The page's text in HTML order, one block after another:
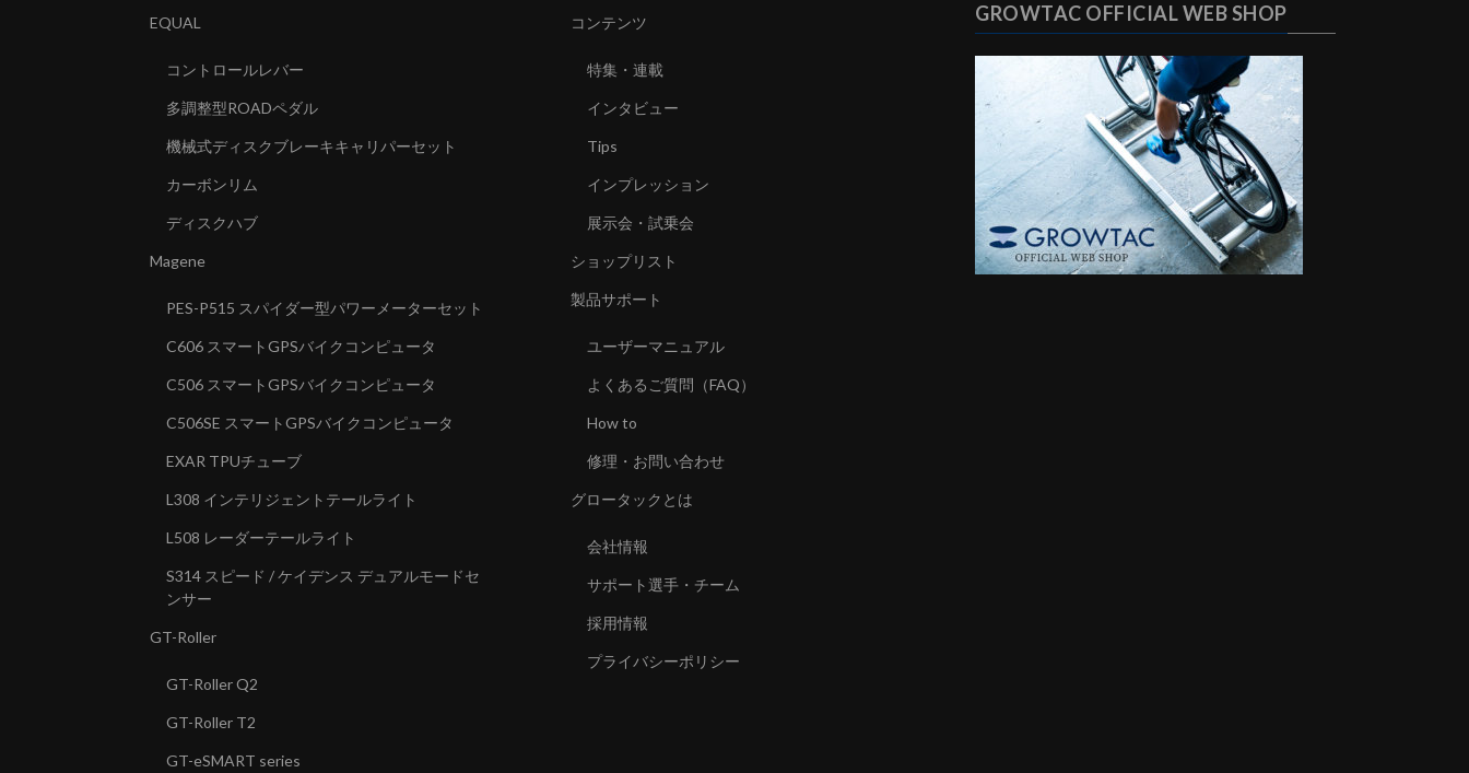
EQUAL
コントロールレバー
多調整型ROADペダル
機械式ディスクブレーキキャリパーセット
カーボンリム
ディスクハブ
Magene
PES-P515 スパイダー型パワーメーターセット
C606 スマートGPSバイクコンピュータ
C506 スマートGPSバイクコンピュータ
C506SE スマートGPSバイクコンピュータ
EXAR TPUチューブ
L308 インテリジェントテールライト
L508 レーダーテールライト
S314 スピード / ケイデンス デュアルモードセ
ンサー
GT-Roller
GT-Roller Q2
GT-Roller T2
GT-eSMART series
コンテンツ
特集・連載
インタビュー
Tips
インプレッション
展示会・試乗会
ショップリスト
製品サポート
ユーザーマニュアル
よくあるご質問（FAQ）
How to
修理・お問い合わせ
グロータックとは
会社情報
サポート選手・チーム
採用情報
プライバシーポリシー
GROWTAC OFFICIAL WEB SHOP